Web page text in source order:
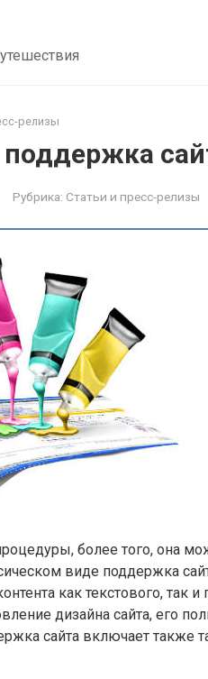
релизы
Рубрика: Статьи и пресс-релизы
более того, она
виде поддержка
как текстового, так
дизайна сайта, его
сайта включает